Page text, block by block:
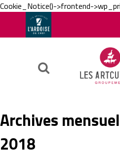
Cookie_Notice()->frontend-
Archives
2018